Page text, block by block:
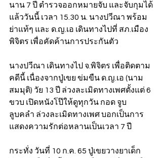
นาน 7 ปี ตำรวจออกหมายจับ และจับกุมได้
แล้ววันนี้ เวลา 15.30 น. นางปวีณา พร้อม
ย่าแท้ๆ และ ด.ญ.เอ เดินทางไปที่ สภ.เมือง
พิจิตร เพื่อคัดค้านการประกันตัว
นางปวีณา เดินทางไป จ.พิจิตร เพื่อติดตาม
คดีนี้ เนื่องจากปู่เขย ข่มขืน ด.ญ.เอ (นาม
สมมุติ) วัย 13 ปี ล่วงละเมิดทางเพศตั้งแต่ 6
ขวบ เปิดหนังโป๊ให้ดูทุกวัน กอด จูบ
ลูบคลำ ล่วงละเมิดทางเพศ บอกเป็นการ
แสดงความรักต่อหลานเป็นเวลา 7 ปี
กระทั่ง วันที่ 10 ก.ค. 65 ปู่เขยวางยาเด็ก